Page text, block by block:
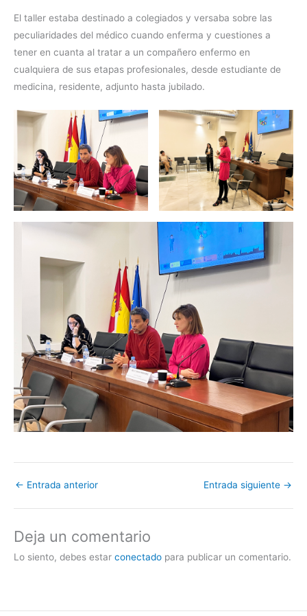
El taller estaba destinado a colegiados y versaba sobre las
peculiaridades del médico cuando enferma y cuestiones a
tener en cuanta al tratar a un compañero enfermo en
cualquiera de sus etapas profesionales, desde estudiante de
medicina, residente, adjunto hasta jubilado.
← Entrada anterior Entrada siguiente →
Deja un comentario
Lo siento, debes estar conectado para publicar un comentario.